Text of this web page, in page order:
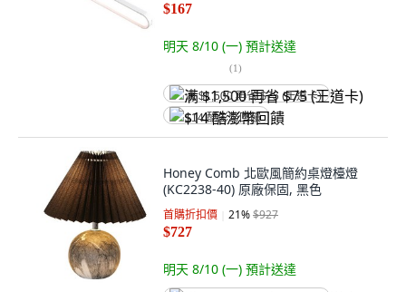
$167
明天 8/10 (一) 預計送達
(1)
满 $1,500 再省 $75 (王道卡)
$14 酷澎幣回饋
Honey Comb 北歐風簡約桌燈檯燈
(KC2238-40) 原廠保固, 黑色
首購折扣價 21%$927
$727
明天 8/10 (一) 預計送達